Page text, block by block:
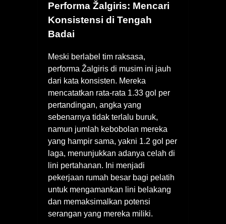
Performa Žalgiris: Mencari
Konsistensi di Tengah
Badai
Meski berlabel tim raksasa,
performa Žalgiris di musim ini jauh
dari kata konsisten. Mereka
mencatatkan rata-rata 1.33 gol per
pertandingan, angka yang
sebenarnya tidak terlalu buruk,
namun jumlah kebobolan mereka
yang hampir sama, yakni 1.2 gol per
laga, menunjukkan adanya celah di
lini pertahanan. Ini menjadi
pekerjaan rumah besar bagi pelatih
untuk mengamankan lini belakang
dan memaksimalkan potensi
serangan yang mereka miliki.